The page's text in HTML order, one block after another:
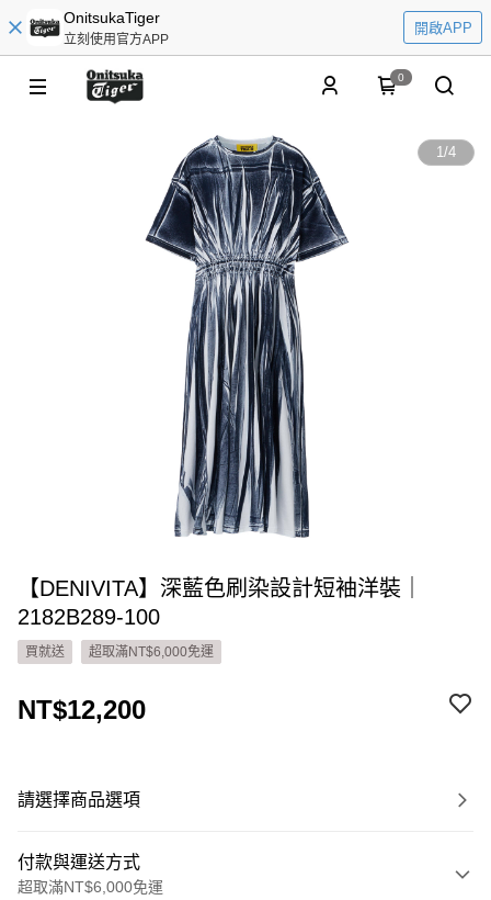
OnitsukaTiger
立刻使用官方APP
開啟APP
0
1/4
【DENIVITA】深藍色刷染設計短袖洋裝｜
2182B289-100
買就送 超取滿NT$6,000免運
NT$12,200
請選擇商品選項
付款與運送方式
超取滿NT$6,000免運